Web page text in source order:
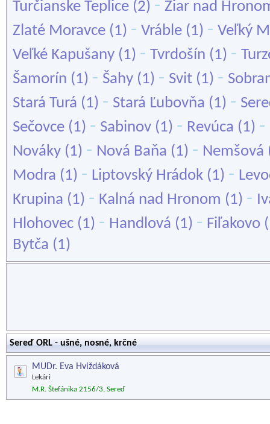
Turčianske Teplice (2) - Žiar nad
Zlaté Moravce (1) - Vráble (1) - Veľký
Veľké Kapušany (1) - Tvrdošín (1) -
Šamorín (1) - Šahy (1) - Svit (1) -
Stará Turá (1) - Stará Ľubovňa (1) -
Sečovce (1) - Sabinov (1) - Revúca (1) -
Nováky (1) - Nová Baňa (1) - Nemšová
Modra (1) - Liptovský Hrádok (1) -
Krupina (1) - Kalná nad Hronom (1) -
Hlohovec (1) - Handlová (1) - Fiľakovo
Bytča (1)
Sereď ORL - ušné, nosné, krčné
MUDr. Eva Hviždáková
Lekári
M.R. Štefánika 2156/3, Sereď